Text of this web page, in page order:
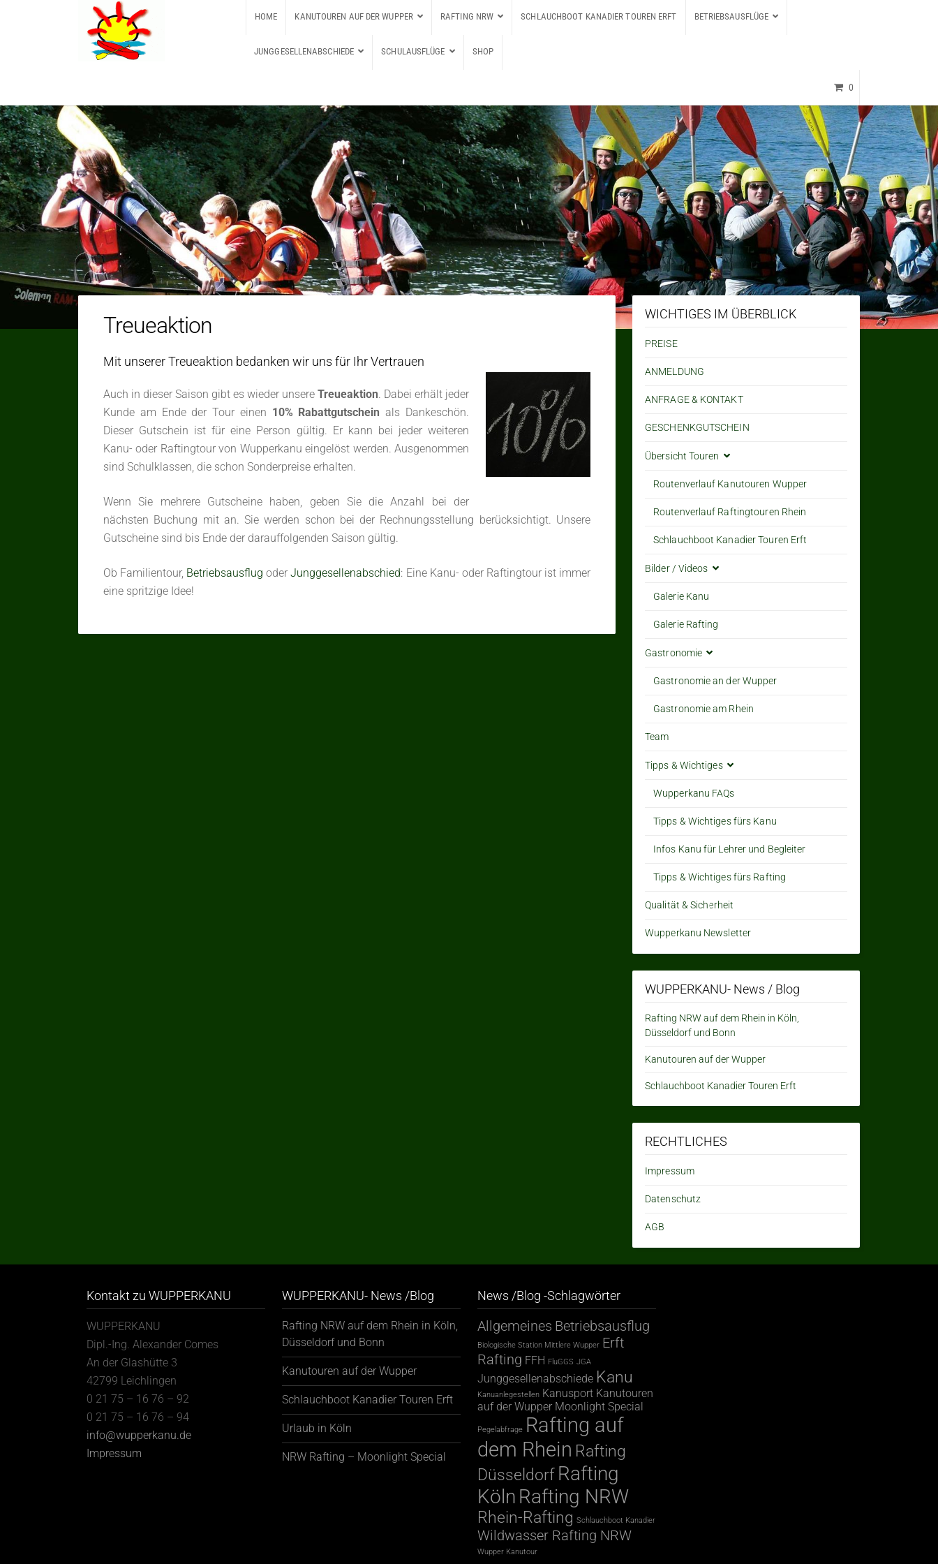
HOME KANUTOUREN AUF DER WUPPER RAFTING NRW SCHLAUCHBOOT KANADIER TOUREN ERFT BETRIEBSAUSFLÜGE
JUNGGESELLENABSCHIEDE SCHULAUSFLÜGE SHOP
0
Treueaktion
Mit unserer Treueaktion bedanken wir uns für Ihr Vertrauen
Auch in dieser Saison gibt es wieder unsere Treueaktion. Dabei erhält jeder
Kunde am Ende der Tour einen 10% Rabattgutschein als Dankeschön.
Dieser Gutschein ist für eine Person gültig. Er kann bei jeder weiteren
Kanu- oder Raftingtour von Wupperkanu eingelöst werden. Ausgenommen
sind Schulklassen, die schon Sonderpreise erhalten.
Wenn Sie mehrere Gutscheine haben, geben Sie die Anzahl bei der
nächsten Buchung mit an. Sie werden schon bei der Rechnungsstellung berücksichtigt. Unsere
Gutscheine sind bis Ende der darauffolgenden Saison gültig.
Ob Familientour, Betriebsausflug oderJunggesellenabschied: Eine Kanu- oder Raftingtour ist immer
eine spritzige Idee!
WICHTIGES IM ÜBERBLICK
PREISE
ANMELDUNG
ANFRAGE & KONTAKT
GESCHENKGUTSCHEIN
Übersicht Touren
Routenverlauf Kanutouren Wupper
Routenverlauf Raftingtouren Rhein
Schlauchboot Kanadier Touren Erft
Bilder / Videos
Galerie Kanu
Galerie Rafting
Gastronomie
Gastronomie an der Wupper
Gastronomie am Rhein
Team
Tipps & Wichtiges
Wupperkanu FAQs
Tipps & Wichtiges fürs Kanu
Infos Kanu für Lehrer und Begleiter
Tipps & Wichtiges fürs Rafting
Qualität & Sicherheit
Wupperkanu Newsletter
WUPPERKANU- News / Blog
Rafting NRW auf dem Rhein in Köln,
Düsseldorf und Bonn
Kanutouren auf der Wupper
Schlauchboot Kanadier Touren Erft
RECHTLICHES
Impressum
Datenschutz
AGB
Kontakt zu WUPPERKANU
WUPPERKANU
Dipl.-Ing. Alexander Comes
An der Glashütte 3
42799 Leichlingen
0 21 75 – 16 76 – 92
0 21 75 – 16 76 – 94
info@wupperkanu.de
Impressum
WUPPERKANU- News /Blog
Rafting NRW auf dem Rhein in Köln,
Düsseldorf und Bonn
Kanutouren auf der Wupper
Schlauchboot Kanadier Touren Erft
Urlaub in Köln
NRW Rafting – Moonlight Special
News /Blog -Schlagwörter
Allgemeines Betriebsausflug
Biologische Station Mittlere Wupper Erft
Rafting FFH FluGGS JGA
Junggesellenabschiede Kanu
Kanuanlegestellen Kanusport Kanutouren
auf der Wupper Moonlight Special
Pegelabfrage Rafting auf
dem Rhein Rafting
Düsseldorf Rafting
Köln Rafting NRW
Rhein-Rafting Schlauchboot Kanadier
Wildwasser Rafting NRW
Wupper Kanutour